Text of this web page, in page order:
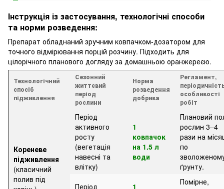
Інструкція із застосування, технологічні способи
та норми розведення:
Препарат обладнаний зручним ковпачком-дозатором для
точного відмірювання порцій розчину. Підходить для
цілорічного планового догляду за домашньою оранжереєю.
Технологічний
спосіб
підживлення
Сезонний
життєвий
період
рослини
Норма
розведення
добрива
Регламент,
особливості
робіт
Кореневе
підживлення
(класичний
полив під
Період
активного
росту
(вегетація
навесні та
влітку)
1
ковпачок
на 1.5 л
води
Плановий
рослин 3–4
рази на
по
ґрунту.
Період
1
Помірне,